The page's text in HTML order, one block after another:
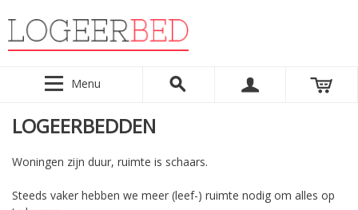
Menu
LOGEERBEDDEN
Woningen zijn duur, ruimte is schaars.
Steeds vaker hebben we meer (leef-) ruimte nodig om alles op